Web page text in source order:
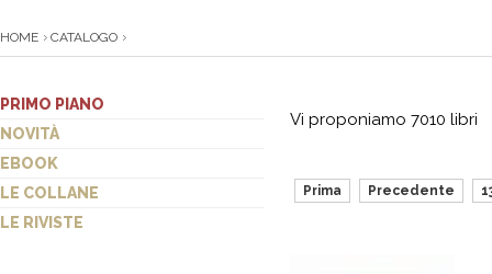
HOME CATALOGO
PRIMO PIANO
NOVITÀ
EBOOK
LE COLLANE
LE RIVISTE
Vi proponiamo 7010 libri
Prima Precedente